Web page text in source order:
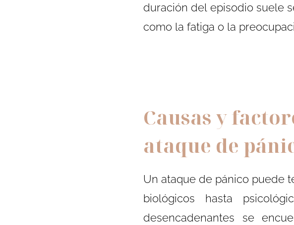
duración del episodio suele
como la fatiga o la
Causas y
ataque de
Un ataque de pánico puede
biológicos hasta
desencadenantes se